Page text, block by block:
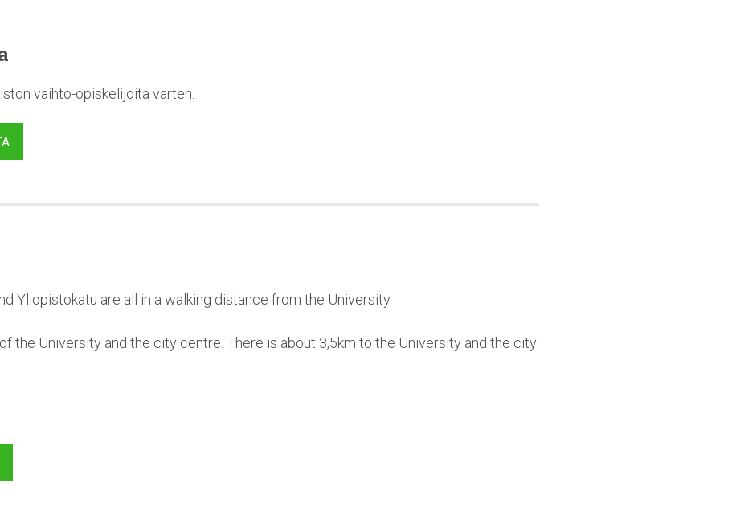
vaihto-opiskelijoita varten.
Yliopistokatu are all in a walking distance from the University.
the University and the city centre. There is about 3,5km to the University and the city